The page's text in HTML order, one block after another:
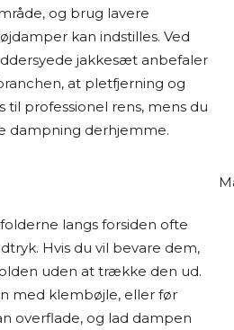
og brug lavere
kan indstilles. Ved
jakkesæt anbefaler
at pletfjerning og
til professionel rens, mens du
dampning derhjemme.
langs forsiden ofte
Hvis du vil bevare dem,
uden at trække den ud.
med klembøjle, eller før
overflade, og lad dampen